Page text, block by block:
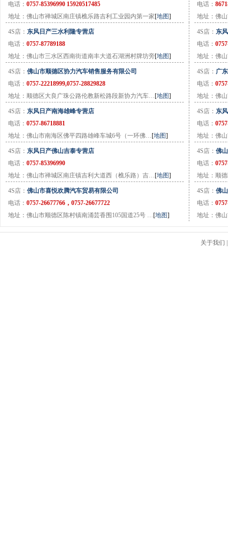
电话： 0757-85396990 15920517485
地址：佛山市禅城区南庄镇樵乐路吉利工业园内第一家[地图]
电话：
地址：佛
4S店： 东风日产三水利隆专营店
电话： 0757-87789188
地址：佛山市三水区西南街道南丰大道石湖洲村牌坊旁[地图]
4S店： 东
电话：
地址：佛
4S店： 佛山市顺德区协力汽车销售服务有限公司
电话： 0757-22218999,0757-28829828
地址：顺德区大良广珠公路伦教新松路段新协力汽车…[地图]
4S店： 广
电话：
地址：佛
4S店： 东风日产南海雄峰专营店
电话： 0757-86718881
地址：佛山市南海区佛平四路雄峰车城6号（一环佛…[地图]
4S店： 东
电话：
地址：佛
4S店： 东风日产佛山吉泰专营店
电话： 0757-85396990
地址：佛山市禅城区南庄镇吉利大道西（樵乐路）吉…[地图]
4S店： 佛
电话：
地址：顺
4S店： 佛山市喜悦欢腾汽车贸易有限公司
电话： 0757-26677766，0757-26677722
地址：佛山市顺德区陈村镇南涌芸香围105国道25号 …[地图]
4S店： 佛
电话：
地址：佛
关于我们